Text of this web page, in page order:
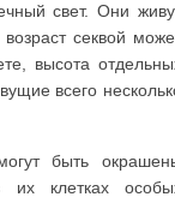
свет. Они
секвой
высота
всего
быть
клетках